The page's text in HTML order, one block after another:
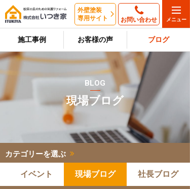
外壁塗装
専用サイト
お問い合わせ
施工事例 お客様の声 ブログ
BLOG
現場ブログ
カテゴリーを選ぶ
イベント 現場ブログ 社長ブログ